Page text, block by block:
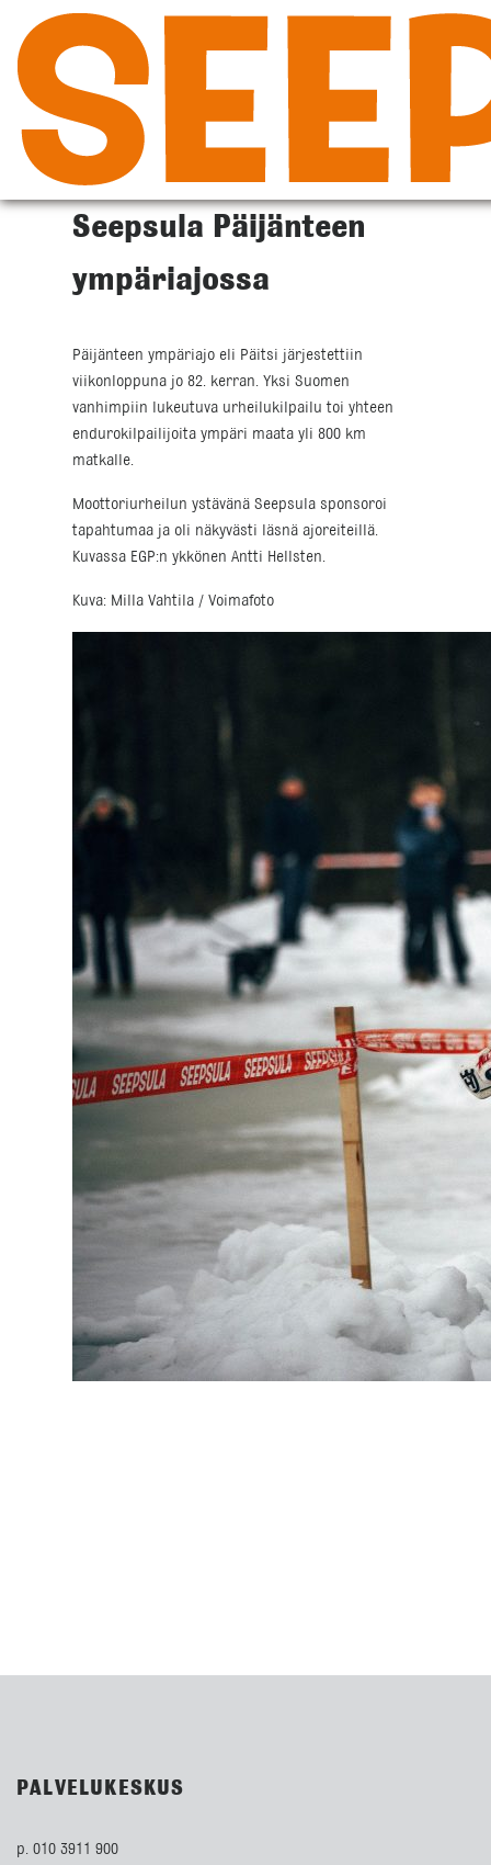
sisältöön
Seepsula Päijänteen
ympäriajossa
Päijänteen ympäriajo eli Päitsi järjestettiin
viikonloppuna jo 82. kerran. Yksi Suomen
vanhimpiin lukeutuva urheilukilpailu toi yhteen
endurokilpailijoita ympäri maata yli 800 km
matkalle.
Moottoriurheilun ystävänä Seepsula sponsoroi
tapahtumaa ja oli näkyvästi läsnä ajoreiteillä.
Kuvassa EGP:n ykkönen Antti Hellsten.
Kuva: Milla Vahtila / Voimafoto
PALVELUKESKUS
p. 010 3911 900